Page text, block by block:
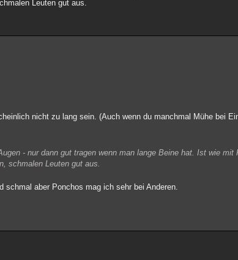
Leuten gut aus.
nicht zu lang sein. (Auch wenn du manchmal Mühe bei
- nur dann gut tragen wenn man lange Beine hat. Ist wie
schmalen Leuten gut aus.
schmal aber Ponchos mag ich sehr bei Anderen.